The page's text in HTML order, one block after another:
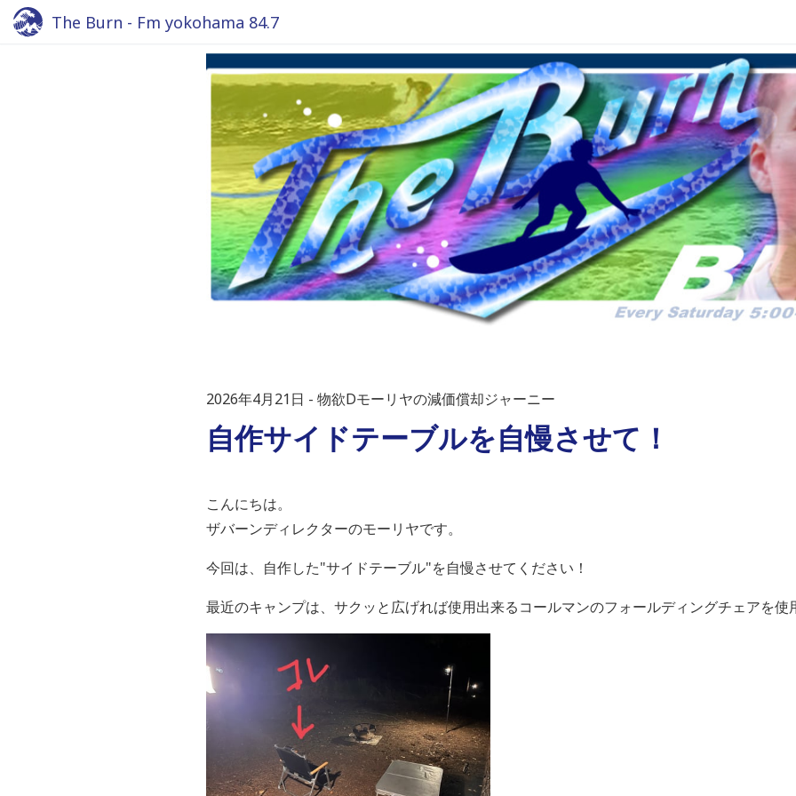
The Burn - Fm yokohama 84.7
2026年4月21日 物欲Dモーリヤの減価償却ジャーニー
自作サイドテーブルを自慢させて！
こんにちは。
ザバーンディレクターのモーリヤです。
今回は、自作した"サイドテーブル"を自慢させてください！
最近のキャンプは、サクッと広げれば使用出来るコールマンのフォールディングチェアを使